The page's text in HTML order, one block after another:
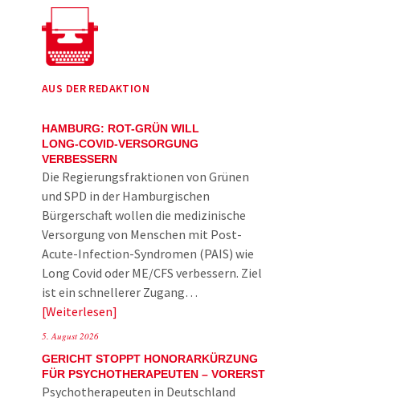
AUS DER REDAKTION
HAMBURG: ROT-GRÜN WILL
LONG-COVID-VERSORGUNG
VERBESSERN
Die Regierungsfraktionen von Grünen
und SPD in der Hamburgischen
Bürgerschaft wollen die medizinische
Versorgung von Menschen mit Post-
Acute-Infection-Syndromen (PAIS) wie
Long Covid oder ME/CFS verbessern. Ziel
ist ein schnellerer Zugang…
Weiterlesen
5. August 2026
GERICHT STOPPT HONORARKÜRZUNG
FÜR PSYCHOTHERAPEUTEN – VORERST
Psychotherapeuten in Deutschland